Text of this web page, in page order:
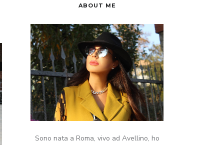
ABOUT ME
Sono nata a Roma, vivo ad Avellino, ho